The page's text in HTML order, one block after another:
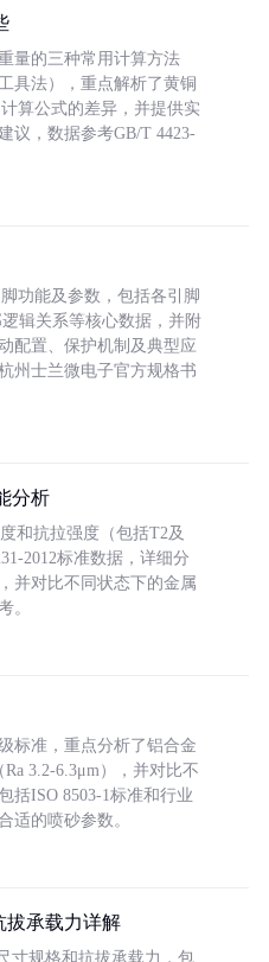
量的三种常用计算方法
具法），重点解析了黄铜
算公式的差异，并提供实
议，数据参考GB/T 4423-
功能及参数，包括各引脚
辑关系等核心数据，并附
配置、保护机制及典型应
州士兰微电子官方规格书
分析
和抗拉强度（包括T2及
2012标准数据，详细分
并对比不同状态下的金属
。
标准，重点分析了铝合金
3.2-6.3μm），并对比不
括ISO 8503-1标准和行业
适的喷砂参数。
拔承载力详解
寸规格和抗拔承载力，包